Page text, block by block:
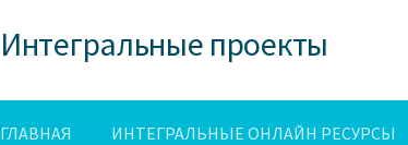
Интегральные проекты
ГЛАВНАЯ ИНТЕГРАЛЬНЫЕ ОНЛАЙН РЕСУРСЫ